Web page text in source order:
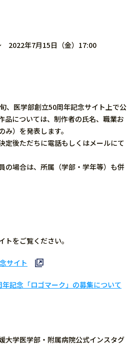
2022年7月15日（金）17:00
、医学部創立50周年記念サイト上で公
品については、制作者の氏名、職業お
）を発表します。
定後ただちに電話もしくはメールにて
の場合は、所属（学部・学年等）も併
をご覧ください。
サイト
記念「ロゴマーク」の募集について
大学医学部・附属病院公式インスタグ